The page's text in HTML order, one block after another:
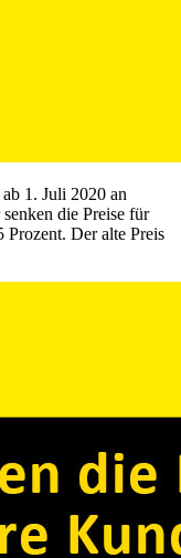
1. Juli 2020 an
die Preise für
Der alte Preis